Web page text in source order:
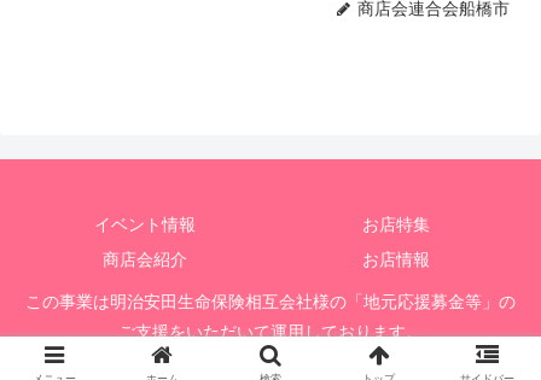
商店会連合会船橋市
イベント情報
お店特集
商店会紹介
お店情報
この事業は明治安田生命保険相互会社様の「地元応援募金等」の
ご支援をいただいて運用しております。
© 2020 船橋市商店会連合会応援掲示板